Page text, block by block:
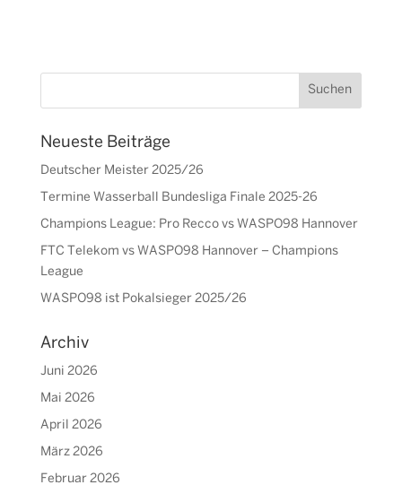
Neueste Beiträge
Deutscher Meister 2025/26
Termine Wasserball Bundesliga Finale 2025-26
Champions League: Pro Recco vs WASPO98 Hannover
FTC Telekom vs WASPO98 Hannover – Champions
League
WASPO98 ist Pokalsieger 2025/26
Archiv
Juni 2026
Mai 2026
April 2026
März 2026
Februar 2026